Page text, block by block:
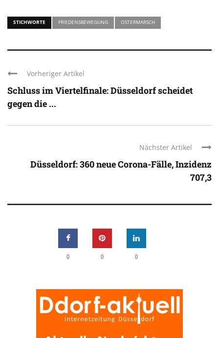
STICHWORTE FRIEDENSBEWEGUNG OSTERMARSCH
Vorheriger Artikel
Schluss im Viertelfinale: Düsseldorf scheidet
gegen die ...
Nächster Artikel
Düsseldorf: 360 neue Corona-Fälle, Inzidenz
707,3
0 0 0